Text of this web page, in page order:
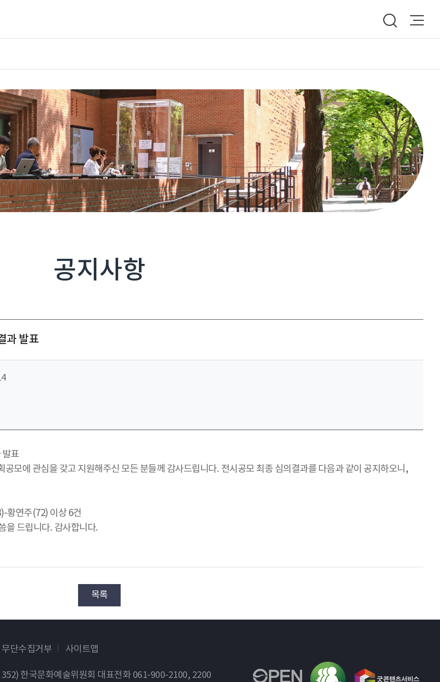
공지사항
과 발표
발표
모에 관심을 갖고 지원해주신 모든 분들께 감사드립니다. 전시공모 최종 심의결과를 다음과 같이 공지하오니,
황연주(72) 이상 6건
을 드립니다. 감사합니다.
목록
단수집거부 사이트맵
한국문화예술위원회 대표전화 061-900-2100, 2200